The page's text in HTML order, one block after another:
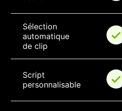
Sélection
automatique
de clip
Script
personnalisable